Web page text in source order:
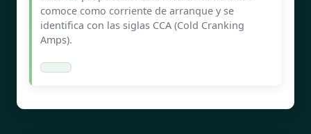
comoce como corriente de arranque y se
identifica con las siglas CCA (Cold Cranking
Amps).